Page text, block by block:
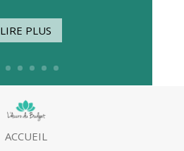
LIRE PLUS
ACCUEIL